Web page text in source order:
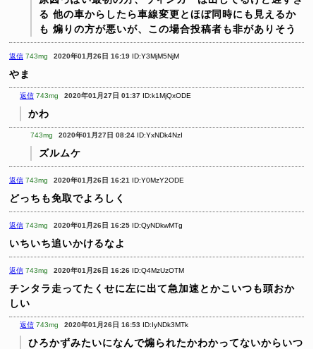
る 他の車からしたら車線変更とほぼ同時にも見えるか
も 煽りの方が悪いが、この場合投稿者も非がありそう
返信 743mg 2020年01月26日 16:19 ID:Y3MjM5NjM
やま
返信 743mg 2020年01月27日 01:37 ID:k1MjQxODE
かわ
743mg 2020年01月27日 08:24 ID:YxNDk4NzI
ズルムケ
返信 743mg 2020年01月26日 16:21 ID:Y0MzY2ODE
どっちも免取でよろしく
返信 743mg 2020年01月26日 16:25 ID:QyNDkwMTg
いちいち追いかけるなよ
返信 743mg 2020年01月26日 16:26 ID:Q4MzUzOTM
チンタラ走ってたくせに左に出て急加速とかこいつも頭おか
しい
返信 743mg 2020年01月26日 16:53 ID:IyNDk3MTk
ひろかずみたいになんで煽られたかわかってないからいつ